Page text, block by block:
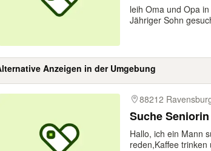
leih Oma und Opa
Jähriger Sohn
Anzeigen in der Umgebung
88212
Suche
Hallo, ich ein Mann
reden,Kaffee trinken